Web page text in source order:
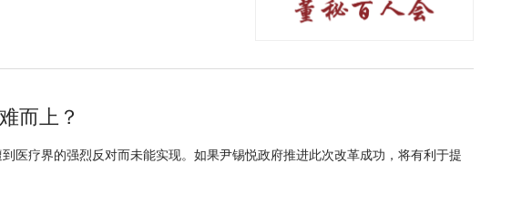
而上？
医疗界的强烈反对而未能实现。如果尹锡悦政府推进此次改革成功，将有利于提